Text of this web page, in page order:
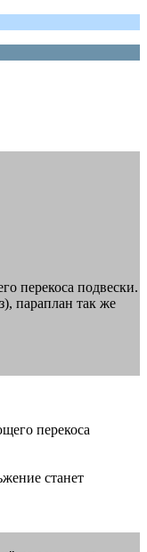
перекоса подвески.
параплан так же
перекоса
станет